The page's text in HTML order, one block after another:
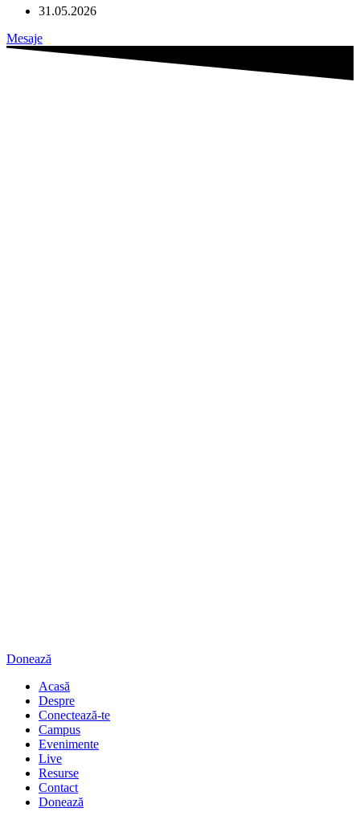
31.05.2026
Mesaje
Donează
Acasă
Despre
Conectează-te
Campus
Evenimente
Live
Resurse
Contact
Donează